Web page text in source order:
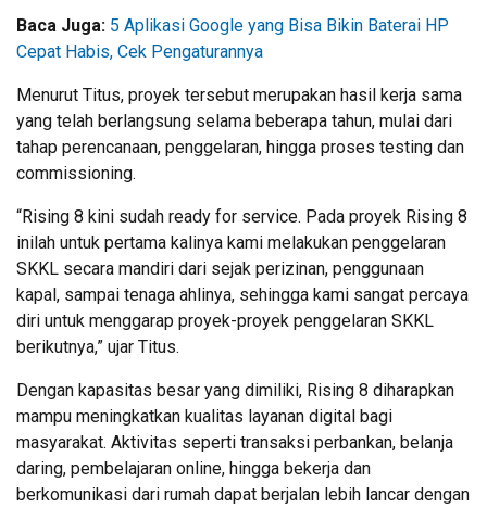
Baca Juga: 5 Aplikasi Google yang Bisa Bikin Baterai HP
Cepat Habis, Cek Pengaturannya
Menurut Titus, proyek tersebut merupakan hasil kerja sama
yang telah berlangsung selama beberapa tahun, mulai dari
tahap perencanaan, penggelaran, hingga proses testing dan
commissioning.
“Rising 8 kini sudah ready for service. Pada proyek Rising 8
inilah untuk pertama kalinya kami melakukan penggelaran
SKKL secara mandiri dari sejak perizinan, penggunaan
kapal, sampai tenaga ahlinya, sehingga kami sangat percaya
diri untuk menggarap proyek-proyek penggelaran SKKL
berikutnya,” ujar Titus.
Dengan kapasitas besar yang dimiliki, Rising 8 diharapkan
mampu meningkatkan kualitas layanan digital bagi
masyarakat. Aktivitas seperti transaksi perbankan, belanja
daring, pembelajaran online, hingga bekerja dan
berkomunikasi dari rumah dapat berjalan lebih lancar dengan